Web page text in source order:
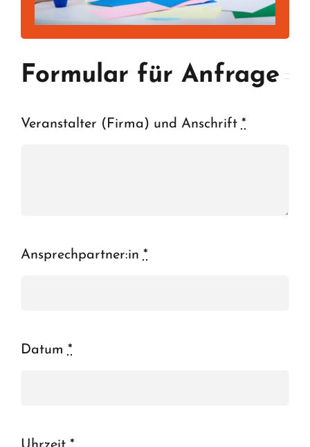
Formular für Anfrage
Veranstalter (Firma) und Anschrift *
Ansprechpartner:in *
Datum *